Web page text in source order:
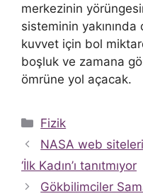
merkezinin
sisteminin
kuvvet için bol
boşluk ve zamana
ömrüne yol açacak.
Kategoriler
Fizik
NASA web
‘İlk Kadın’ı tanıtmıyor
Gökbilimciler